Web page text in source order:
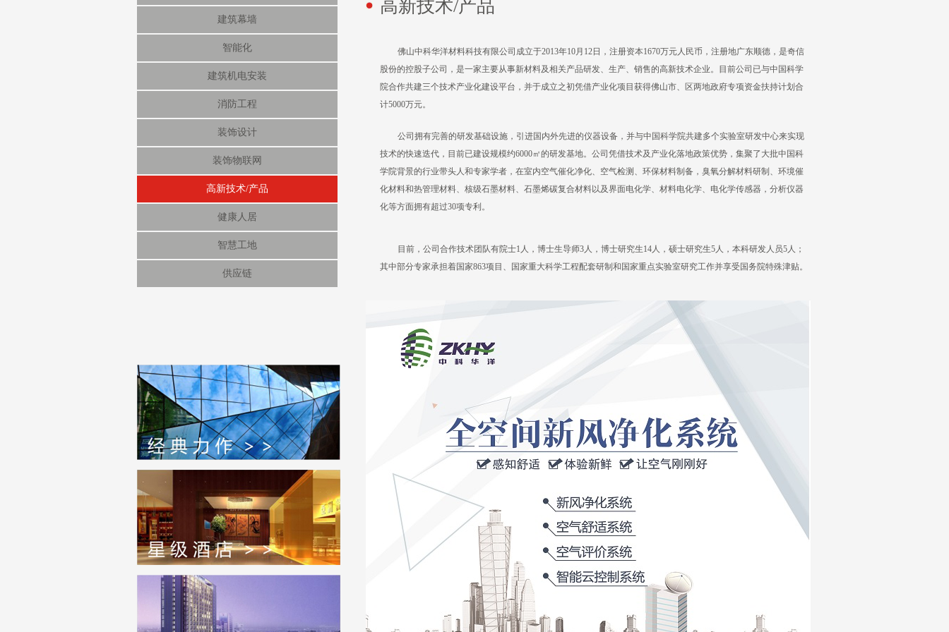
建筑幕墙
智能化
建筑机电安装
消防工程
装饰设计
装饰物联网
高新技术/产品
健康人居
智慧工地
供应链
高新技术/产品
佛山中科华洋材料科技有限公司成立于2013年10月12日，注册资本1670万元人民币，注册地广东顺德，是奇信
股份的控股子公司，是一家主要从事新材料及相关产品研发、生产、销售的高新技术企业。目前公司已与中国科学
院合作共建三个技术产业化建设平台，并于成立之初凭借产业化项目获得佛山市、区两地政府专项资金扶持计划合
计5000万元。
公司拥有完善的研发基础设施，引进国内外先进的仪器设备，并与中国科学院共建多个实验室研发中心来实现
技术的快速迭代，目前已建设规模约6000㎡的研发基地。公司凭借技术及产业化落地政策优势，集聚了大批中国科
学院背景的行业带头人和专家学者，在室内空气催化净化、空气检测、环保材料制备，臭氧分解材料研制、环境催
化材料和热管理材料、核级石墨材料、石墨烯碳复合材料以及界面电化学、材料电化学、电化学传感器，分析仪器
化等方面拥有超过30项专利。
目前，公司合作技术团队有院士1人，博士生导师3人，博士研究生14人，硕士研究生5人，本科研发人员5人；
其中部分专家承担着国家863项目、国家重大科学工程配套研制和国家重点实验室研究工作并享受国务院特殊津贴。